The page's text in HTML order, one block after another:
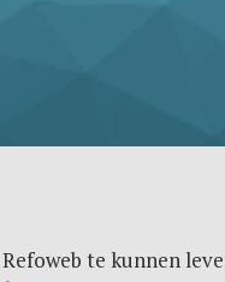
te kunnen